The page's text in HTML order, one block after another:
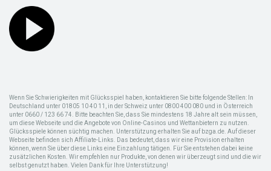
Wenn Sie Schwierigkeiten mit Glücksspiel haben, kontaktieren Sie bitte folgende Stellen: In
Deutschland unter 01805 10 40 11, in der Schweiz unter 0800 400 080 und in Österreich
unter 0660 / 123 66 74. Bitte beachten Sie, dass Sie mindestens 18 Jahre alt sein müssen,
um diese Webseite und die Angebote von Online-Casinos und Wettanbietern zu nutzen.
Glücksspiele können süchtig machen. Unterstützung erhalten Sie auf bzga.de. Auf dieser
Webseite befinden sich Affiliate-Links. Das bedeutet, dass wir eine Provision erhalten
können, wenn Sie über diese Links eine Einzahlung tätigen. Für Sie entstehen dabei keine
zusätzlichen Kosten. Wir empfehlen nur Produkte, von denen wir überzeugt sind und die wir
selbst genutzt haben. Vielen Dank für Ihre Unterstützung!